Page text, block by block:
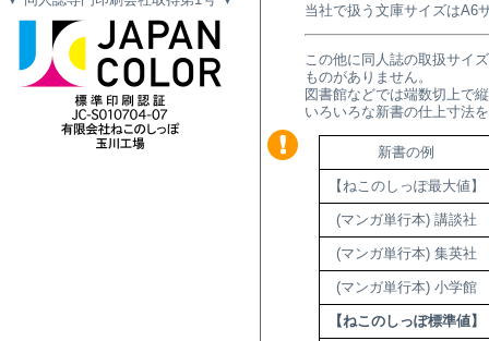
当社で扱う文庫サイズはA6
この他に同人誌の取扱サイ
ものがありません。
図書館などでは端数切上で
いろいろな新書の仕上寸法
新書の例
【ねこのしっぽ最大値】
(マンガ単行本) 講談社
(マンガ単行本) 集英社
(マンガ単行本) 小学館
【ねこのしっぽ標準値】